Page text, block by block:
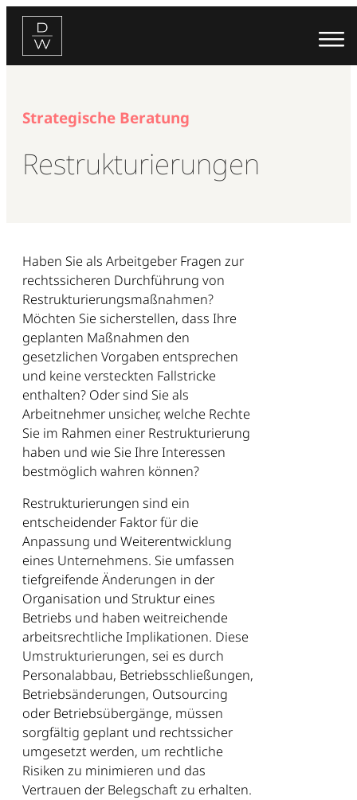
Zum
Inhalt
springen
Strategische Beratung
Restrukturierungen
Haben Sie als Arbeitgeber Fragen zur
rechtssicheren Durchführung von
Restrukturierungsmaßnahmen?
Möchten Sie sicherstellen, dass Ihre
geplanten Maßnahmen den
gesetzlichen Vorgaben entsprechen
und keine versteckten Fallstricke
enthalten? Oder sind Sie als
Arbeitnehmer unsicher, welche Rechte
Sie im Rahmen einer Restrukturierung
haben und wie Sie Ihre Interessen
bestmöglich wahren können?
Restrukturierungen sind ein
entscheidender Faktor für die
Anpassung und Weiterentwicklung
eines Unternehmens. Sie umfassen
tiefgreifende Änderungen in der
Organisation und Struktur eines
Betriebs und haben weitreichende
arbeitsrechtliche Implikationen. Diese
Umstrukturierungen, sei es durch
Personalabbau, Betriebsschließungen,
Betriebsänderungen, Outsourcing
oder Betriebsübergänge, müssen
sorgfältig geplant und rechtssicher
umgesetzt werden, um rechtliche
Risiken zu minimieren und das
Vertrauen der Belegschaft zu erhalten.